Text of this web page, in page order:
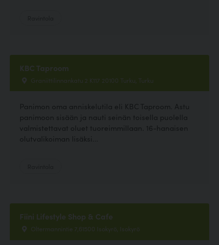
KBC Taproom
Graniittilinnankatu 2 K117 20100 Turku, Turku
Panimon oma anniskelutila eli KBC Taproom. Astu
panimoon sisään ja nauti seinän toisella puolella
valmistettavat oluet tuoreimmillaan. 16-hanaisen
olutvalikoiman lisäksi...
Fiini Lifestyle Shop & Cafe
Oltermannintie 7,61500 Isokyrö, Isokyrö